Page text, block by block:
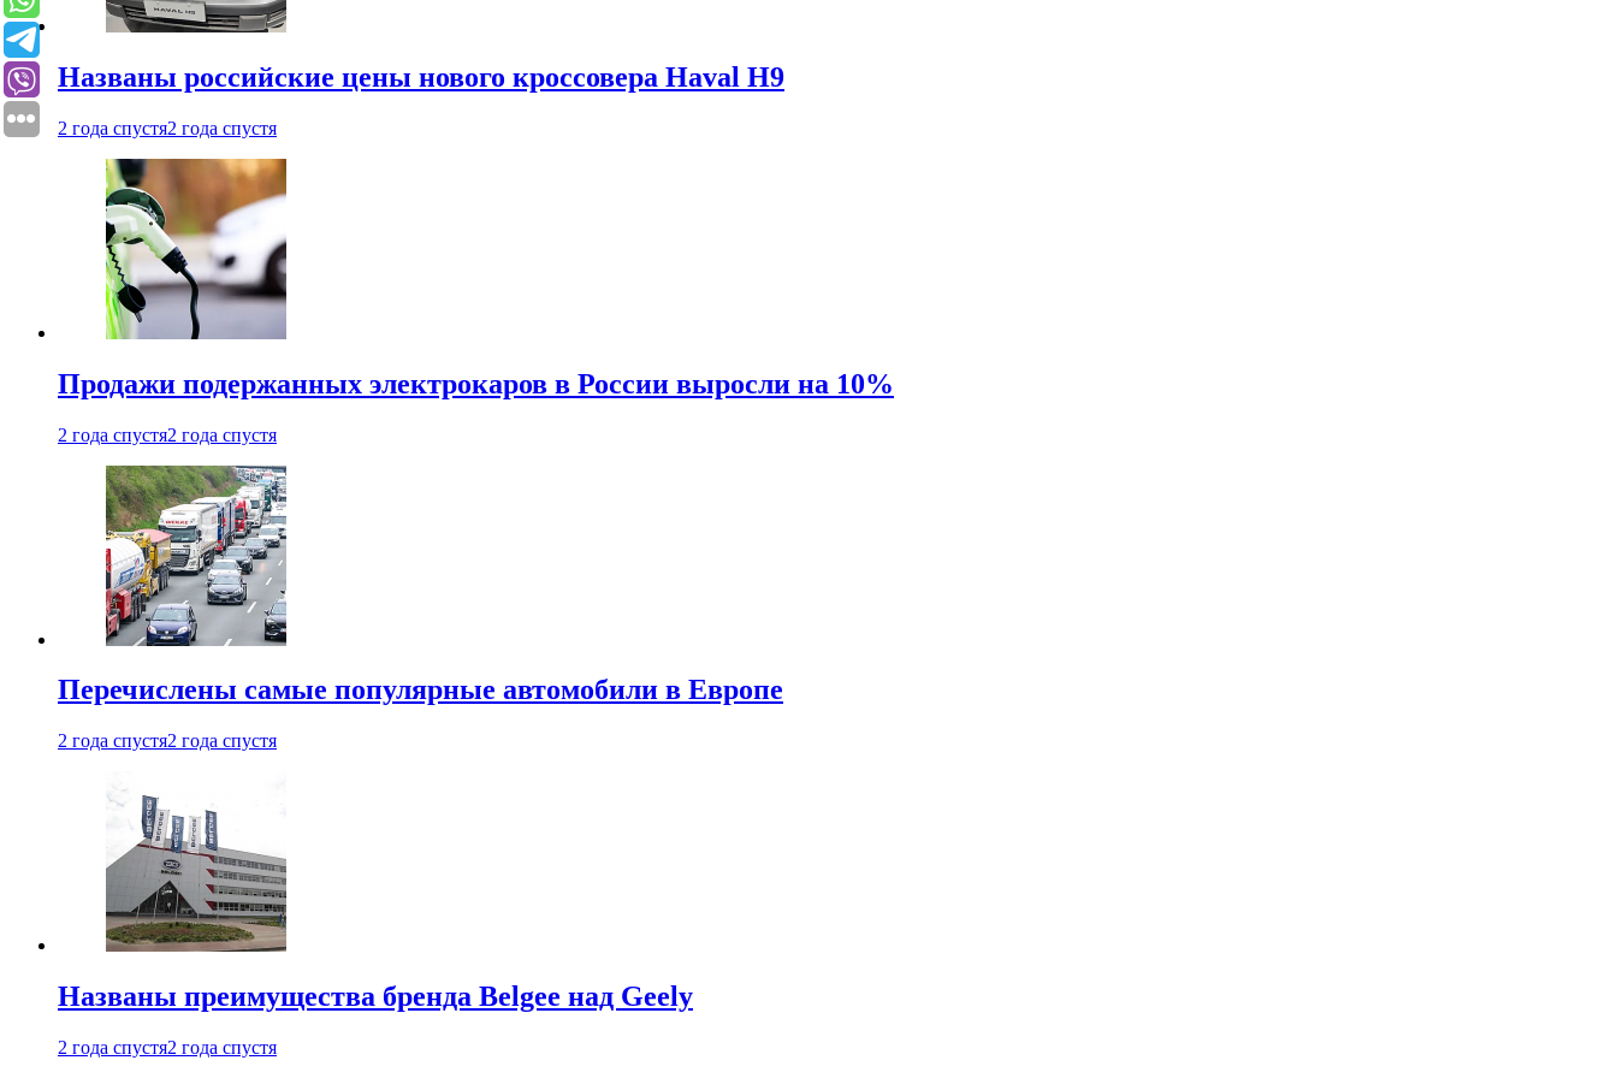
Названы российские цены нового кроссовера Haval H9
2 года спустя2 года спустя
Продажи подержанных электрокаров в России выросли на 10%
2 года спустя2 года спустя
Перечислены самые популярные автомобили в Европе
2 года спустя2 года спустя
Названы преимущества бренда Belgee над Geely
2 года спустя2 года спустя